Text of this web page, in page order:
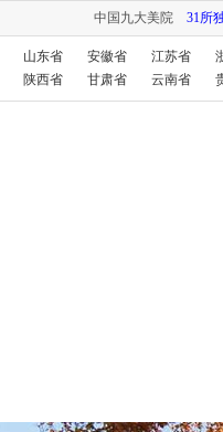
中国九大美院 31所
山东省 安徽省 江苏省
陕西省 甘肃省 云南省